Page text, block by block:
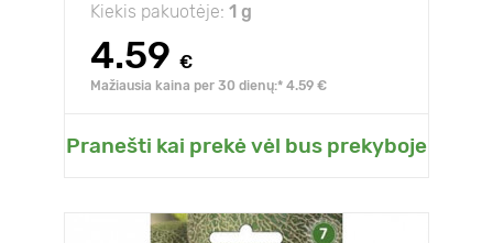
Kiekis pakuotėje: 1 g
4.59 €
Mažiausia kaina per 30 dienų:* 4.59 €
Pranešti kai prekė vėl bus prekyboje